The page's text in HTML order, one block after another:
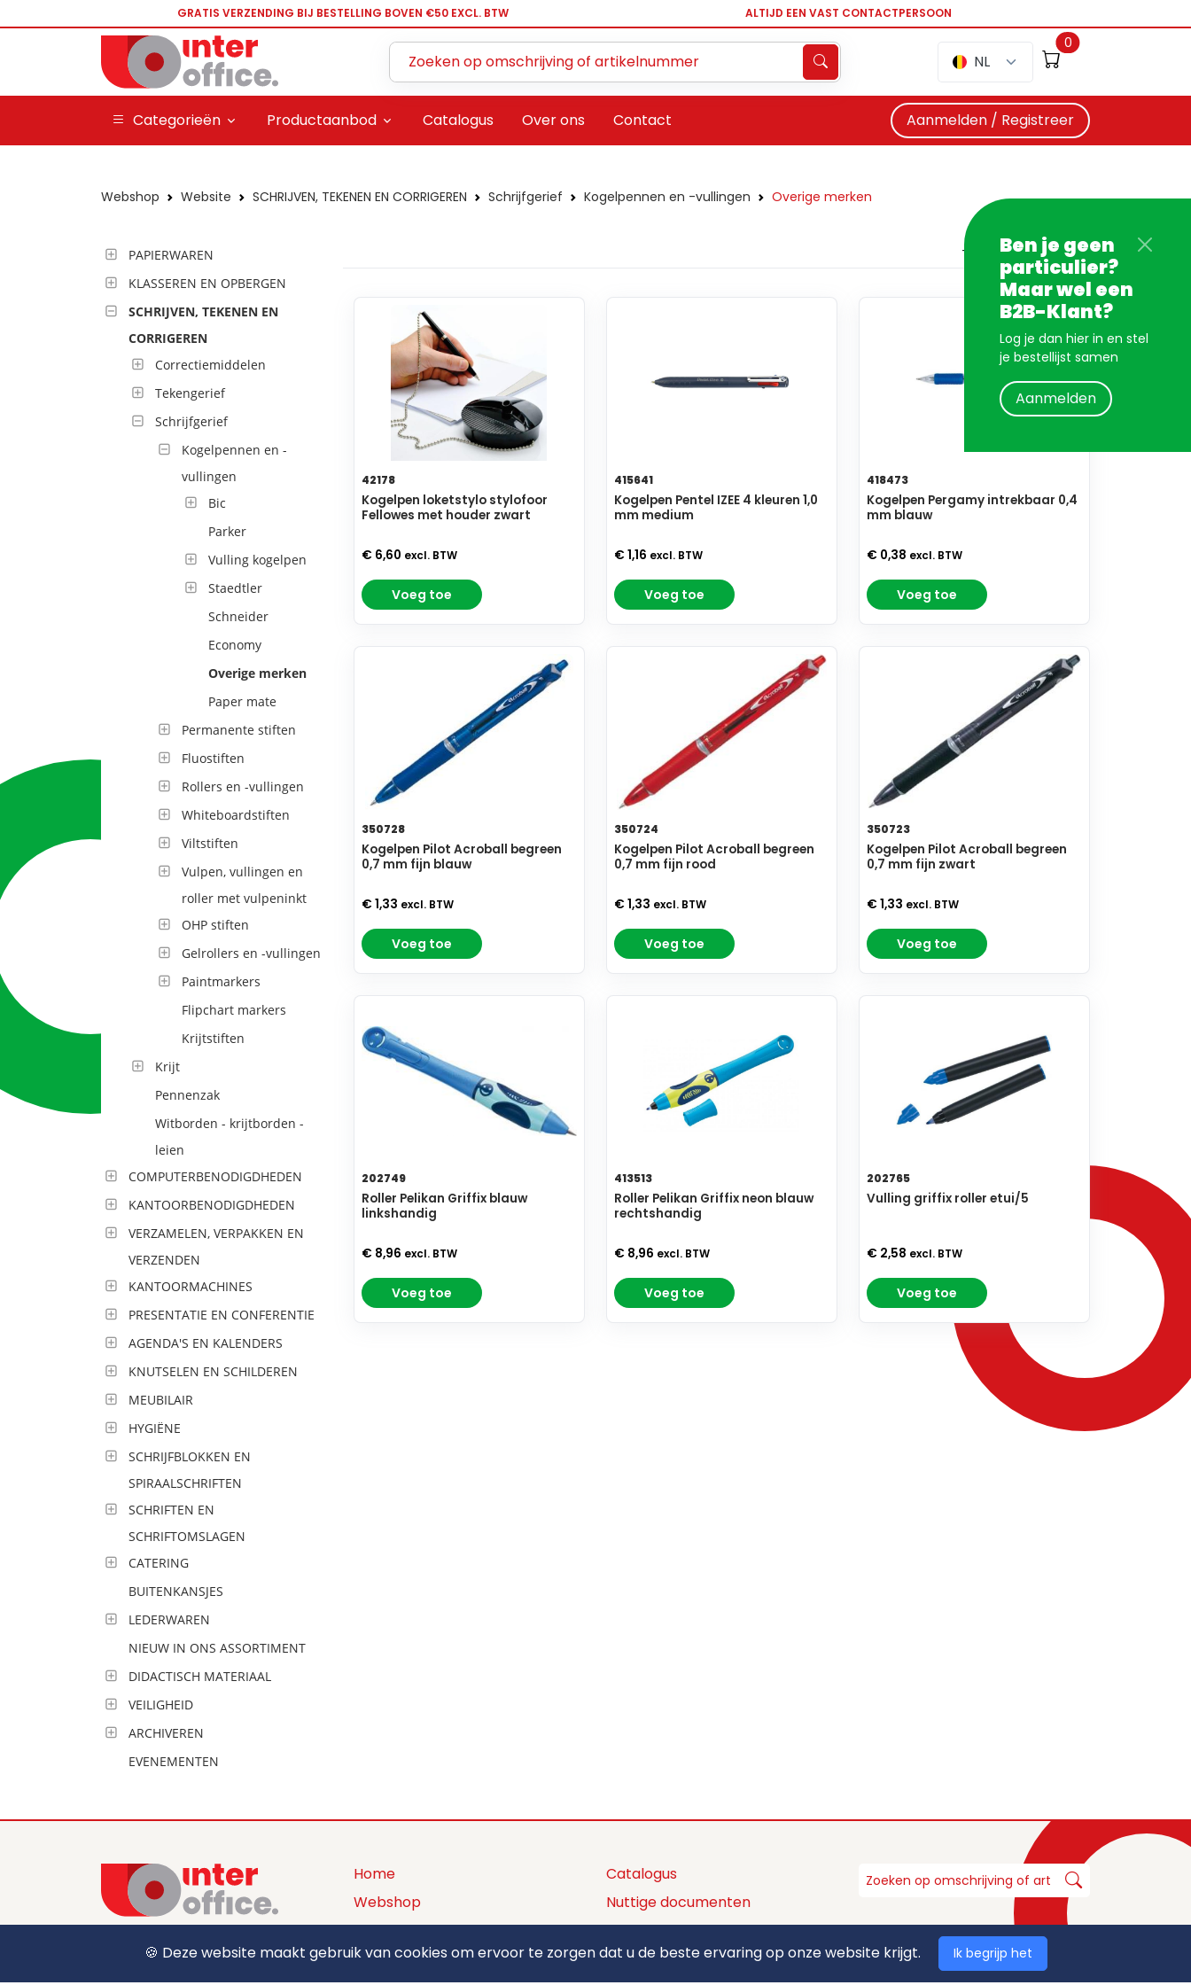
GRATIS VERZENDING BIJ BESTELLING BOVEN €50 EXCL. BTW ALTIJD EEN VAST CONTACTPERSOON
NL
0
Categorieën Productaanbod Catalogus Over ons Contact Aanmelden / Registreer
Ben je geen
particulier?
Maar wel een
B2B-Klant?
Log je dan hier in en stel
je bestellijst samen
Aanmelden
Webshop Website SCHRIJVEN, TEKENEN EN CORRIGEREN Schrijfgerief Kogelpennen en -vullingen Overige merken
PAPIERWAREN
KLASSEREN EN OPBERGEN
SCHRIJVEN, TEKENEN EN
CORRIGEREN
Correctiemiddelen
Tekengerief
Schrijfgerief
Kogelpennen en -
vullingen
Bic
Parker
Vulling kogelpen
Staedtler
Schneider
Economy
Overige merken
Paper mate
Permanente stiften
Fluostiften
Rollers en -vullingen
Whiteboardstiften
Viltstiften
Vulpen, vullingen en
roller met vulpeninkt
OHP stiften
Gelrollers en -vullingen
Paintmarkers
Flipchart markers
Krijtstiften
Krijt
Pennenzak
Witborden - krijtborden -
leien
COMPUTERBENODIGDHEDEN
KANTOORBENODIGDHEDEN
VERZAMELEN, VERPAKKEN EN
VERZENDEN
KANTOORMACHINES
PRESENTATIE EN CONFERENTIE
AGENDA'S EN KALENDERS
KNUTSELEN EN SCHILDEREN
MEUBILAIR
HYGIËNE
SCHRIJFBLOKKEN EN
SPIRAALSCHRIFTEN
SCHRIFTEN EN
SCHRIFTOMSLAGEN
CATERING
BUITENKANSJES
LEDERWAREN
NIEUW IN ONS ASSORTIMENT
DIDACTISCH MATERIAAL
VEILIGHEID
ARCHIVEREN
EVENEMENTEN
42178
Kogelpen loketstylo stylofoor
Fellowes met houder zwart
€ 6,60 excl. BTW
Voeg toe
415641
Kogelpen Pentel IZEE 4 kleuren 1,0
mm medium
€ 1,16 excl. BTW
Voeg toe
418473
Kogelpen Pergamy intrekbaar 0,4
mm blauw
€ 0,38 excl. BTW
Voeg toe
350728
Kogelpen Pilot Acroball begreen
0,7 mm fijn blauw
€ 1,33 excl. BTW
Voeg toe
350724
Kogelpen Pilot Acroball begreen
0,7 mm fijn rood
€ 1,33 excl. BTW
Voeg toe
350723
Kogelpen Pilot Acroball begreen
0,7 mm fijn zwart
€ 1,33 excl. BTW
Voeg toe
202749
Roller Pelikan Griffix blauw
linkshandig
€ 8,96 excl. BTW
Voeg toe
413513
Roller Pelikan Griffix neon blauw
rechtshandig
€ 8,96 excl. BTW
Voeg toe
202765
Vulling griffix roller etui/5
€ 2,58 excl. BTW
Voeg toe
+32 (0) 12 39 15 55
Home
Webshop
Productaanbod
Over ons
Catalogus
Nuttige documenten
Privacy policy
Algemene voorwaarden
🍪 Deze website maakt gebruik van cookies om ervoor te zorgen dat u de beste ervaring op onze website krijgt. Ik begrijp het